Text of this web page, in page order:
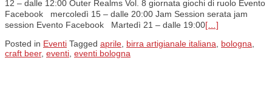
12 – dalle 12:00 Outer Realms Vol. 8 giornata giochi di ruolo Evento
Facebook mercoledì 15 – dalle 20:00 Jam Session serata jam
session Evento Facebook Martedì 21 – dalle 19:00[…]
Posted in Eventi Tagged aprile birra artigianale italiana bologna
craft beer, eventi eventi bologna